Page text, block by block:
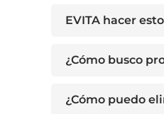
EVITA hacer
¿Cómo busco
¿Cómo puedo